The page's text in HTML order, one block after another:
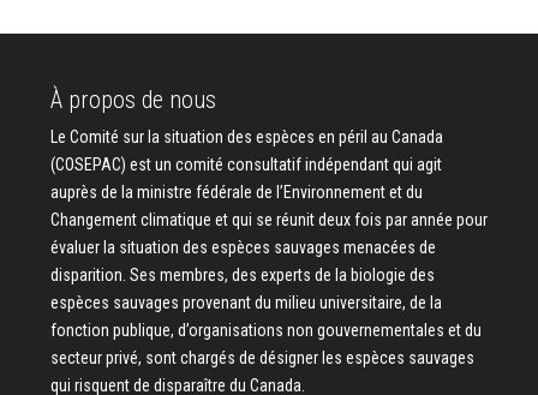
À propos de nous
Le Comité sur la situation des espèces en péril au Canada
(COSEPAC) est un comité consultatif indépendant qui agit
auprès de la ministre fédérale de l’Environnement et du
Changement climatique et qui se réunit deux fois par année pour
évaluer la situation des espèces sauvages menacées de
disparition. Ses membres, des experts de la biologie des
espèces sauvages provenant du milieu universitaire, de la
fonction publique, d’organisations non gouvernementales et du
secteur privé, sont chargés de désigner les espèces sauvages
qui risquent de disparaître du Canada.